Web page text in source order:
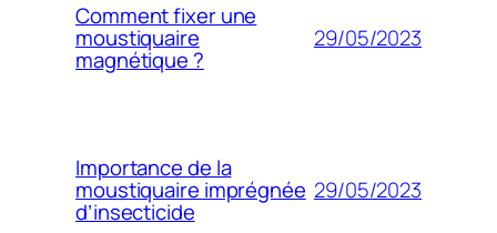
Comment fixer une
moustiquaire
magnétique ?
29/05/2023
Importance de la
moustiquaire imprégnée
d’insecticide
29/05/2023